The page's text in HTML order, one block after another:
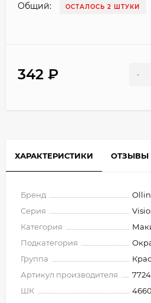
Общий: ОСТАЛОСЬ 2 ШТУКИ
342 ₽ -
ХАРАКТЕРИСТИКИ ОТЗЫВЫ
Бренд
Серия
Категория
Подкатегория
Группа
Артикул производителя
ШК